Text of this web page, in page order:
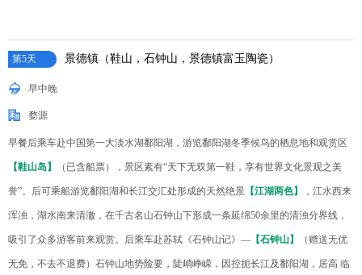
第5天 景德镇（鞋山，石钟山，景德镇富玉陶瓷）
早中晚
婺源
早餐后乘车赴中国第一大淡水湖鄱阳湖，游览鄱阳湖冬季候鸟的栖息地和观赏区
【鞋山岛】 （已含船票），景区素有“天下无双第一鞋，享有世界文化景观之美
誉”。后可乘船游览鄱阳湖和长江交汇处形成的天然绝景 【江湖两色】 ，江水西来
浑浊，湖水南来清澈，在千古名山石钟山下形成一条延绵50余里的清浊分界线，
吸引了众多游客前来观赏。后乘车赴苏轼《石钟山记》— 【石钟山】 （赠送无优
无免，不去不退费）石钟山地势险要，陡峭峥嵘，因控扼长江及鄱阳湖，居高 临